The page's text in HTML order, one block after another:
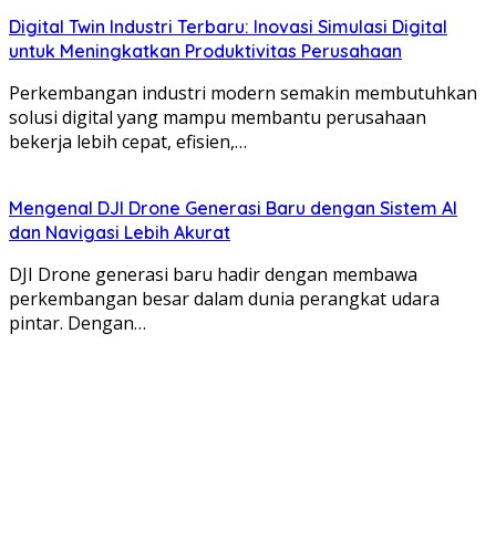
Digital Twin Industri Terbaru: Inovasi Simulasi Digital
untuk Meningkatkan Produktivitas Perusahaan
Perkembangan industri modern semakin membutuhkan
solusi digital yang mampu membantu perusahaan
bekerja lebih cepat, efisien,…
Mengenal DJI Drone Generasi Baru dengan Sistem AI
dan Navigasi Lebih Akurat
DJI Drone generasi baru hadir dengan membawa
perkembangan besar dalam dunia perangkat udara
pintar. Dengan…